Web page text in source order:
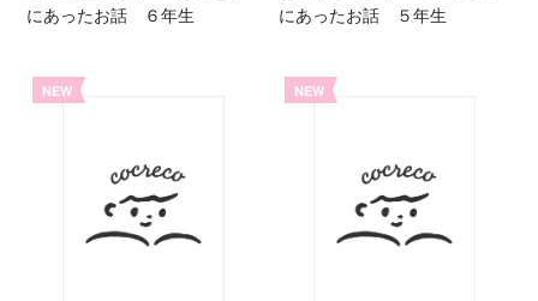
にあったお話 ６年生
にあったお話 ５年生
NEW NEW